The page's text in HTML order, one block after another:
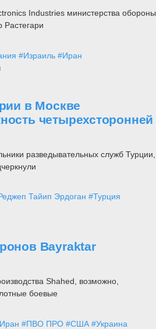
Industries министерства обороны
#Израиль #Иран
в Москве
четырехсторонней
разведывательных служб Турции,
Тайип Эрдоган #Турция
Bayraktar
Shahed, возможно,
боевые
#ПВО ПРО #США #Украина